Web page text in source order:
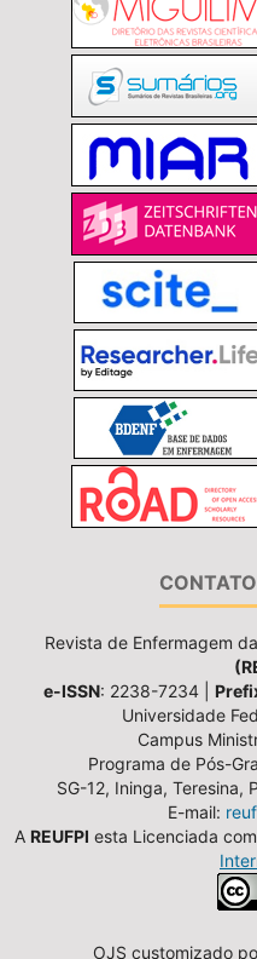
Revista de Enfermagem
e-ISSN: 2238-7234 |
Universidade
Campus
Programa de Pós-
SG-12, Ininga, Teresina,
E-mail:
A REUFPI esta Licenciada com
OJS customizado